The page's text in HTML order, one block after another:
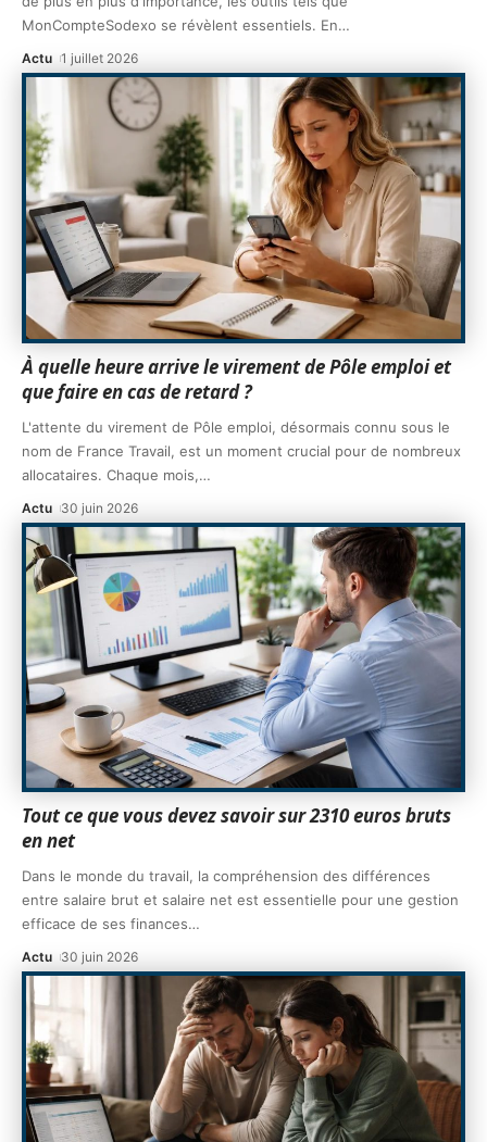
MonCompteSodexo se révèlent essentiels. En…
Actu 1 juillet 2026
À quelle heure arrive le virement de Pôle emploi et
que faire en cas de retard ?
L'attente du virement de Pôle emploi, désormais connu sous le
nom de France Travail, est un moment crucial pour de nombreux
allocataires. Chaque mois,…
Actu 30 juin 2026
Tout ce que vous devez savoir sur 2310 euros bruts
en net
Dans le monde du travail, la compréhension des différences
entre salaire brut et salaire net est essentielle pour une gestion
efficace de ses finances…
Actu 30 juin 2026